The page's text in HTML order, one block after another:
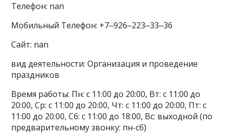
Телефон: nan
Мобильный Телефон: +7‒926‒223‒33‒36
Сайт: nan
вид деятельности: Организация и проведение
праздников
Время работы: Пн: с 11:00 до 20:00, Вт: с 11:00 до
20:00, Ср: с 11:00 до 20:00, Чт: с 11:00 до 20:00, Пт: с
11:00 до 20:00, Сб: с 11:00 до 18:00, Вс: выходной (по
предварительному звонку: пн-сб)